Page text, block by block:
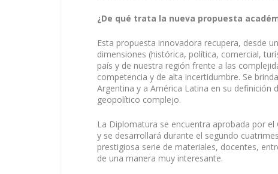
¿De qué trata la nueva propuesta
Esta propuesta innovadora recupera, desde
dimensiones (histórica, política, comercial,
país y de nuestra región frente a las
competencia y de alta incertidumbre. Se
Argentina y a América Latina en su
geopolítico complejo.
La Diplomatura se encuentra aprobada por el
y se desarrollará durante el segundo
prestigiosa serie de materiales, docentes,
de una manera muy interesante.